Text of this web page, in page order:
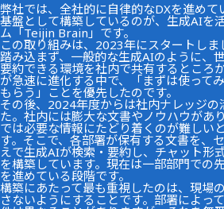
弊社では、全社的に自律的なDXを進めて
基盤として構築しているのが、生成AIを
ム「Teijin Brain」です。
この取り組みは、2023年にスタートし
踏み込まず、一般的な生成AIのように、
要約できる環境を社内で共有するところ
が急速に進化する中で、「まずは使って
もらう」ことを優先したのです。
その後、2024年度からは社内ナレッジの
た。社内には膨大な文書やノウハウがあ
では必要な情報にたどり着くのが難しい
す。そこで、各部署が保有する文書を、
えで生成AIが検索・要約し、チャット形
を構築しています。現在は一部部門での
を進めている段階です。
構築にあたって最も重視したのは、現場
さないようにすることです。部署によっ